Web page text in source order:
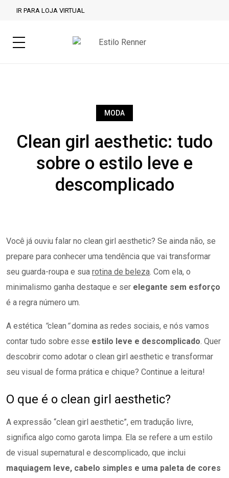
IR PARA LOJA VIRTUAL
MODA
Clean girl aesthetic: tudo
sobre o estilo leve e
descomplicado
Você já ouviu falar no clean girl aesthetic? Se ainda não, se
prepare para conhecer uma tendência que vai transformar
seu guarda-roupa e sua rotina de beleza. Com ela, o
minimalismo ganha destaque e ser elegante sem esforço
é a regra número um.
A estética “clean “domina as redes sociais, e nós vamos
contar tudo sobre esse estilo leve e descomplicado. Quer
descobrir como adotar o clean girl aesthetic e transformar
seu visual de forma prática e chique? Continue a leitura!
O que é o clean girl aesthetic?
A expressão “clean girl aesthetic”, em tradução livre,
significa algo como garota limpa. Ela se refere a um estilo
de visual supernatural e descomplicado, que inclui
maquiagem leve, cabelo simples e uma paleta de cores